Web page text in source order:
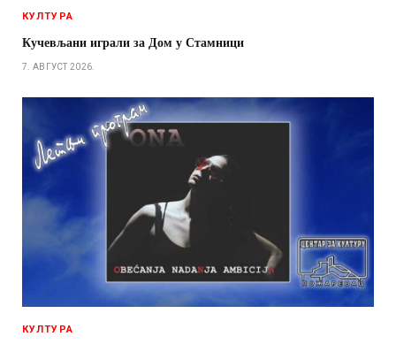
КУЛТУРА
Кучевљани играли за Дом у Стамници
7. АВГУСТ 2026.
КУЛТУРА